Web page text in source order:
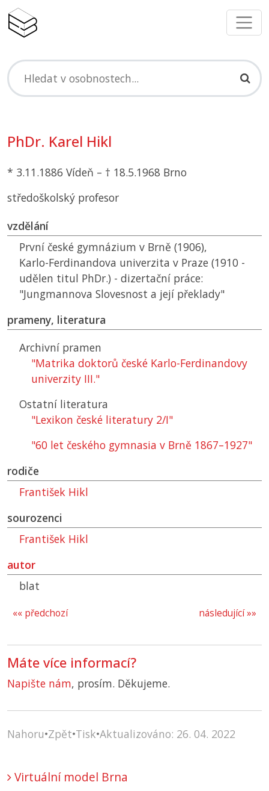
PhDr. Karel Hikl
* 3.11.1886 Vídeň – † 18.5.1968 Brno
středoškolský profesor
vzdělání
První české gymnázium v Brně (1906),
Karlo-Ferdinandova univerzita v Praze (1910 -
udělen titul PhDr.) - dizertační práce:
"Jungmannova Slovesnost a její překlady"
prameny, literatura
Archivní pramen
"Matrika doktorů české Karlo-Ferdinandovy
univerzity III."
Ostatní literatura
"Lexikon české literatury 2/I"
"60 let českého gymnasia v Brně 1867–1927"
rodiče
František Hikl
sourozenci
František Hikl
autor
blat
následující »»
«« předchozí
Máte více informací?
Napište nám, prosím. Děkujeme.
Nahoru•Zpět•Tisk•Aktualizováno: 26. 04. 2022
Virtuální model Brna